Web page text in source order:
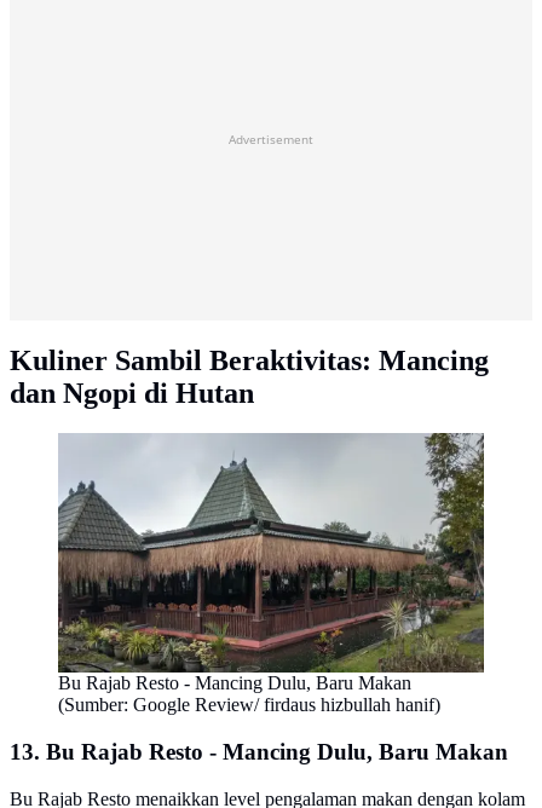
Advertisement
Kuliner Sambil Beraktivitas: Mancing
dan Ngopi di Hutan
Bu Rajab Resto - Mancing Dulu, Baru Makan
(Sumber: Google Review/ firdaus hizbullah hanif)
13. Bu Rajab Resto - Mancing Dulu, Baru Makan
Bu Rajab Resto menaikkan level pengalaman makan dengan kolam